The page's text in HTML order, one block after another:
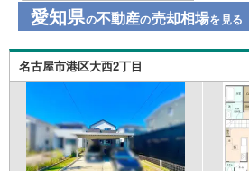
愛知県の不動産の売却相場を見る
名古屋市港区大西2丁目